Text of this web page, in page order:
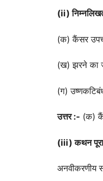
(ii)
(क) कैंसर
(ख) झरने का
(ग)
उत्तर :- (क)
(iii) कथन
अनवीकरणीय